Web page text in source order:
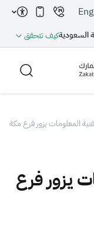
السعوديةكيف تتحقق
المعلومات يزور فرع مكة
يزور فرع